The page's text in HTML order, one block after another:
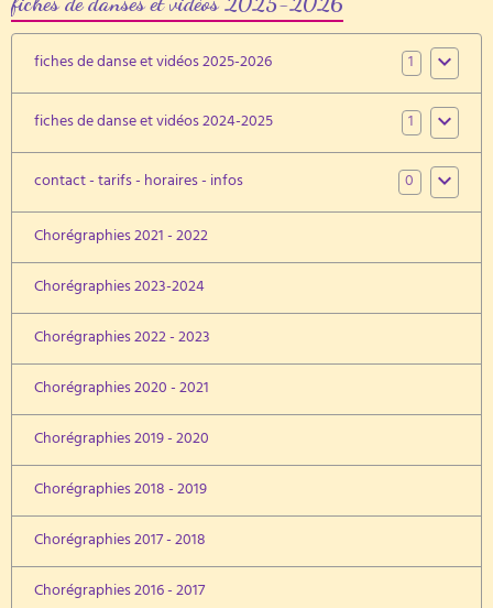
fiches de danse et vidéos 2025-2026 1
fiches de danse et vidéos 2024-2025 1
contact - tarifs - horaires - infos
0
Chorégraphies 2021 - 2022
Chorégraphies 2023-2024
Chorégraphies 2022 - 2023
Chorégraphies 2020 - 2021
Chorégraphies 2019 - 2020
Chorégraphies 2018 - 2019
Chorégraphies 2017 - 2018
Chorégraphies 2016 - 2017